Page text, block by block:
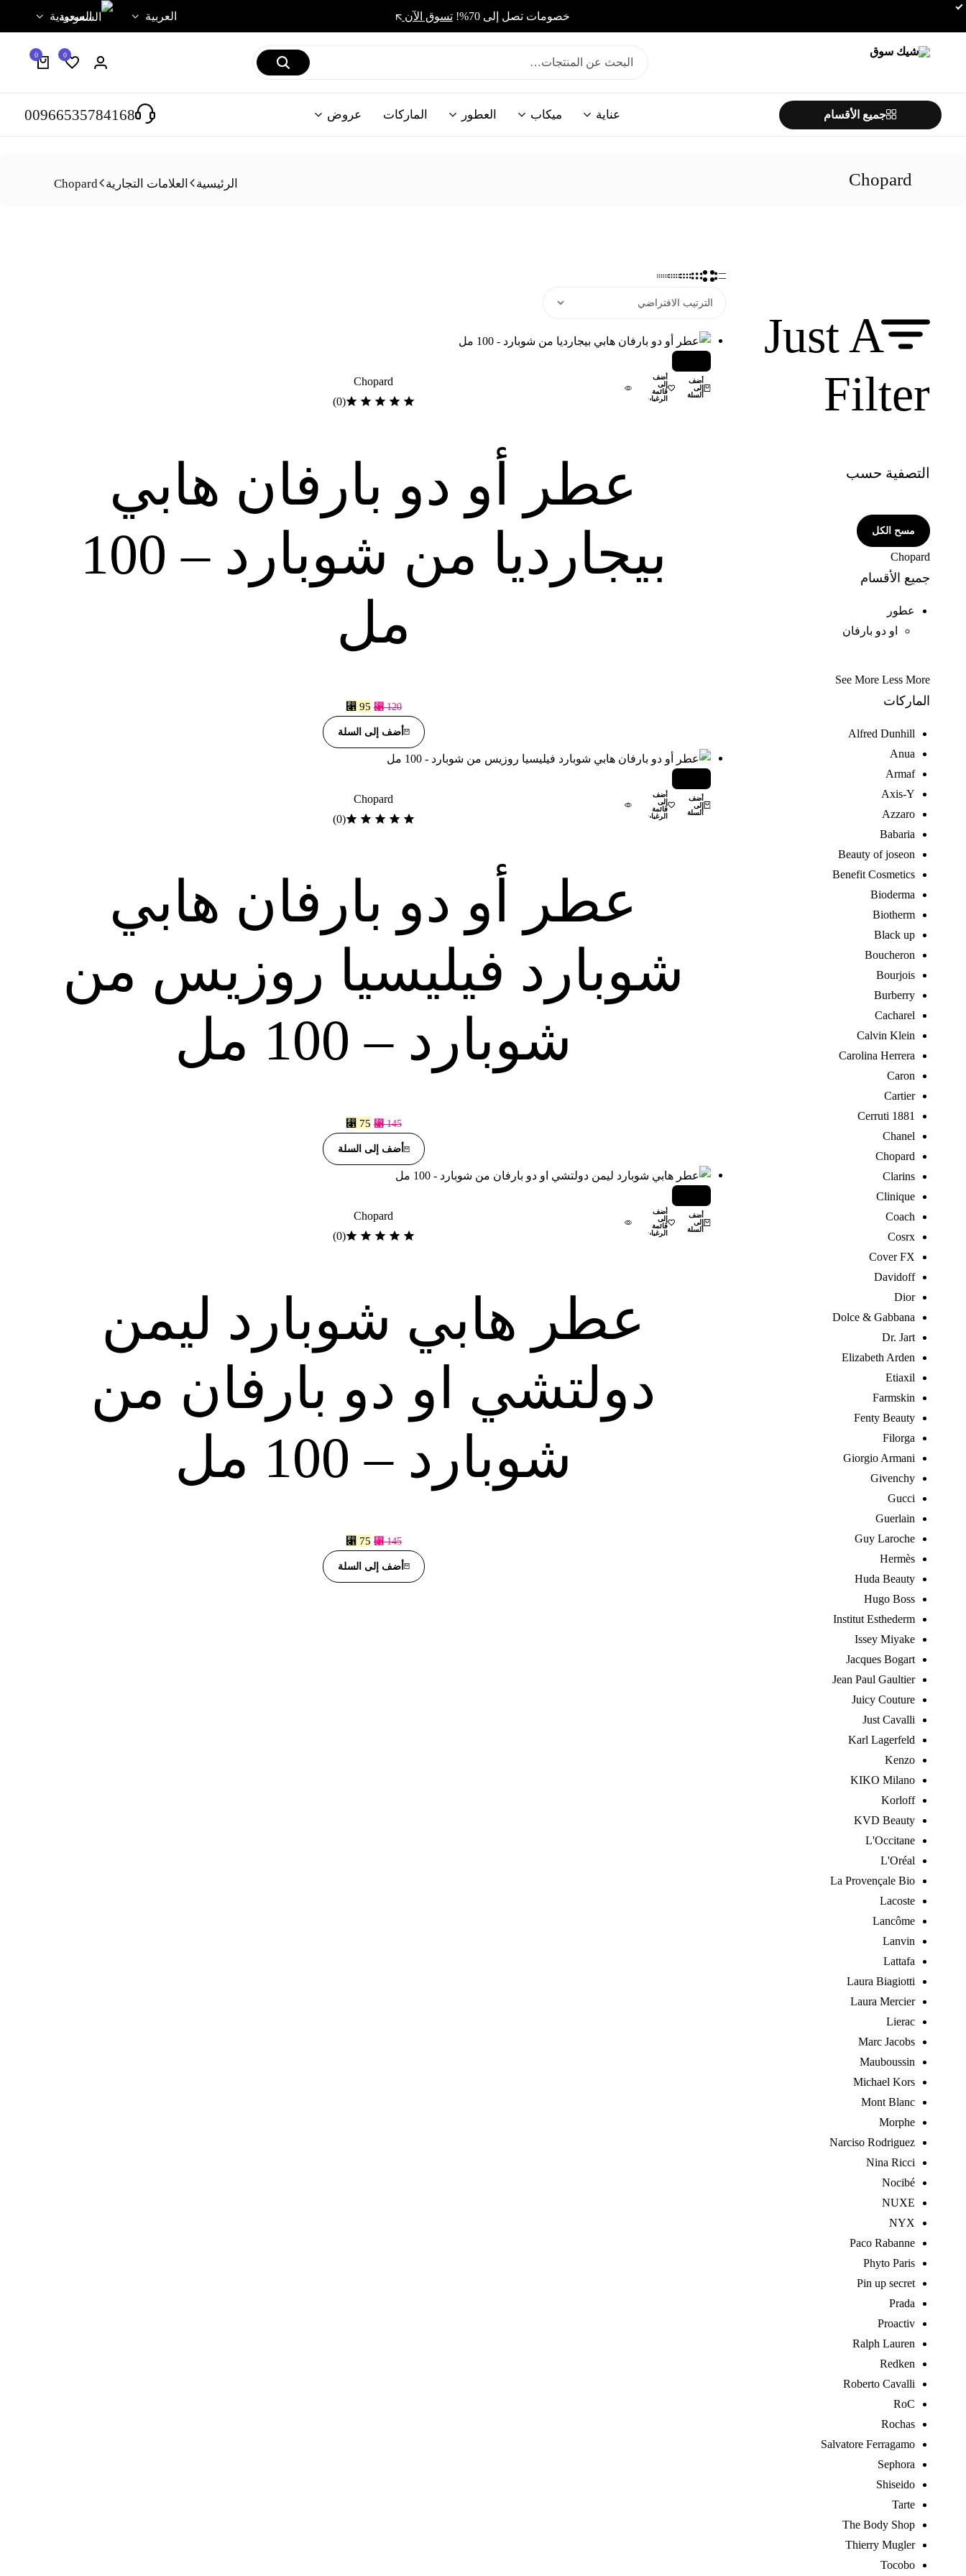
خصومات تصل إلى 70%! تسوق الآن العربية السعودية
0
0
جميع الأقسام عناية ميكاب العطور الماركات عروض 00966535784168
Chopard الرئيسية العلامات التجارية Chopard
أضف
إلى
السلة
أضف
إلى
قائمة
الرغبات
Chopard
(0)
عطر أو دو بارفان هابي
بيجارديا من شوبارد – 100
مل
⃁120
⃁ 95
أضف إلى السلة
أضف
إلى
السلة
أضف
إلى
قائمة
الرغبات
Chopard
(0)
عطر أو دو بارفان هابي
شوبارد فيليسيا روزيس من
شوبارد – 100 مل
⃁145
⃁ 75
أضف إلى السلة
أضف
إلى
السلة
أضف
إلى
قائمة
الرغبات
Chopard
(0)
عطر هابي شوبارد ليمن
دولتشي او دو بارفان من
شوبارد – 100 مل
⃁145
⃁ 75
أضف إلى السلة
Just A
Filter
التصفية حسب
مسح الكل
Chopard
جميع الأقسام
عطور
او دو بارفان
See More Less More
الماركات
Alfred Dunhill
Anua
Armaf
Axis-Y
Azzaro
Babaria
Beauty of joseon
Benefit Cosmetics
Bioderma
Biotherm
Black up
Boucheron
Bourjois
Burberry
Cacharel
Calvin Klein
Carolina Herrera
Caron
Cartier
Cerruti 1881
Chanel
Chopard
Clarins
Clinique
Coach
Cosrx
Cover FX
Davidoff
Dior
Dolce & Gabbana
Dr. Jart
Elizabeth Arden
Etiaxil
Farmskin
Fenty Beauty
Filorga
Giorgio Armani
Givenchy
Gucci
Guerlain
Guy Laroche
Hermès
Huda Beauty
Hugo Boss
Institut Esthederm
Issey Miyake
Jacques Bogart
Jean Paul Gaultier
Juicy Couture
Just Cavalli
Karl Lagerfeld
Kenzo
KIKO Milano
Korloff
KVD Beauty
L'Occitane
L'Oréal
La Provençale Bio
Lacoste
Lancôme
Lanvin
Lattafa
Laura Biagiotti
Laura Mercier
Lierac
Marc Jacobs
Mauboussin
Michael Kors
Mont Blanc
Morphe
Narciso Rodriguez
Nina Ricci
Nocibé
NUXE
NYX
Paco Rabanne
Phyto Paris
Pin up secret
Prada
Proactiv
Ralph Lauren
Redken
Roberto Cavalli
RoC
Rochas
Salvatore Ferragamo
Sephora
Shiseido
Tarte
The Body Shop
Thierry Mugler
Tocobo